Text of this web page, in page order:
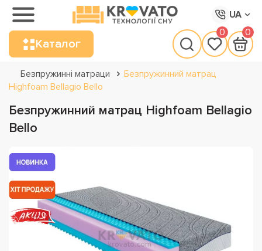
UA
Каталог
0 0
Безпружинні матраци
Безпружинний матрац
Highfoam Bellagio Bello
Безпружинний матрац Highfoam Bellagio
Bello